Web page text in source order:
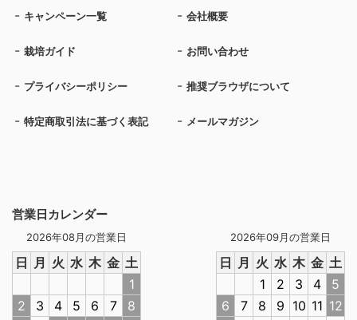
営業日カレンダー
2026年08月の営業日
日 月 火 水 木 金 土
1
2
3 4 5 6 7
8
2026年09月の営業日
日 月 火 水 木 金 土
1
2 3 4
5
6
7 8 9 10 11 12
キャンペーン一覧 会社概要
栽培ガイド お問い合わせ
プライバシーポリシー 推奨ブラウザについて
特定商取引法に基づく表記 メールマガジン